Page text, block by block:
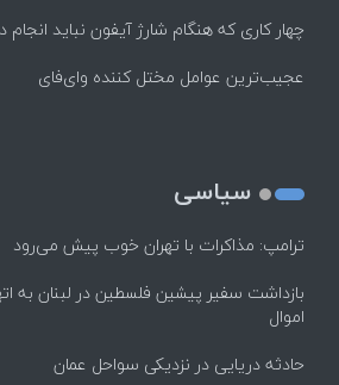
چهار کاری که هنگام شارژ آیفون نباید انجام
عجیب‌ترین عوامل مختل کننده وای‌فای
سیاسی
ترامپ: مذاکرات با تهران خوب پیش می‌رود
بازداشت سفیر پیشین فلسطین در لبنان به
اموال
حادثه دریایی در نزدیکی سواحل عمان